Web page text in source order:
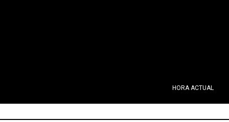
HORA ACTUAL